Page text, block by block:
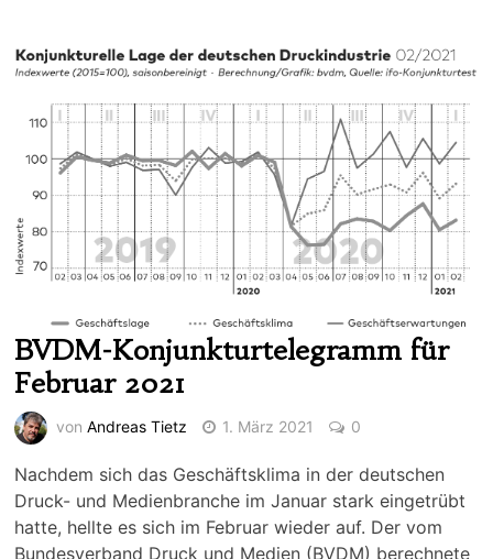
BVDM-Konjunkturtelegramm für
Februar 2021
von Andreas Tietz 1. März 2021 0
Nachdem sich das Geschäftsklima in der deutschen
Druck- und Medienbranche im Januar stark eingetrübt
hatte, hellte es sich im Februar wieder auf. Der vom
Bundesverband Druck und Medien (BVDM) berechnete